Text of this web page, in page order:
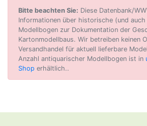
Bitte beachten Sie: Diese Datenbank/
Informationen über historische (und auch
Modellbogen zur Dokumentation der
Kartonmodellbaus. Wir betreiben keinen
Versandhandel für aktuell lieferbare
Anzahl antiquarischer Modellbogen ist in
Shop erhältlich..